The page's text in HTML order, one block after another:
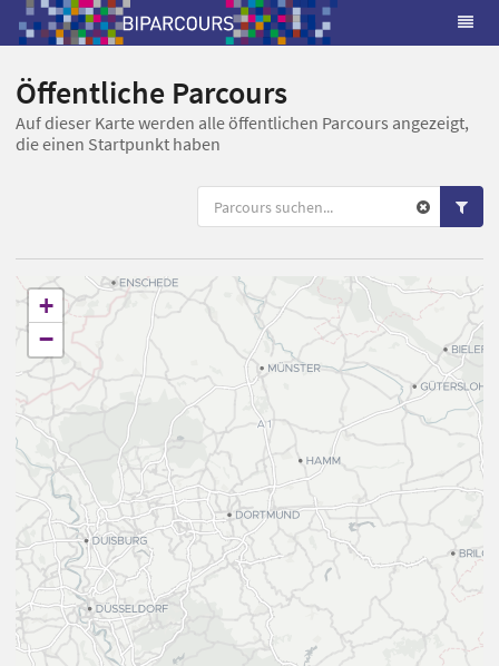
Öffentliche Parcours
Auf dieser Karte werden alle öffentlichen Parcours angezeigt,
die einen Startpunkt haben
+
−